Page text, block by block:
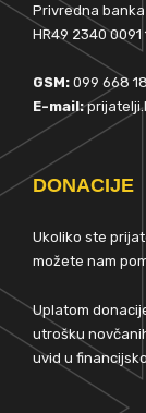
Privredna banka
HR49 2340 0091
GSM: 099 668
E-mail:
DONACIJE
Ukoliko ste
možete nam
Uplatom
utrošku
uvid u